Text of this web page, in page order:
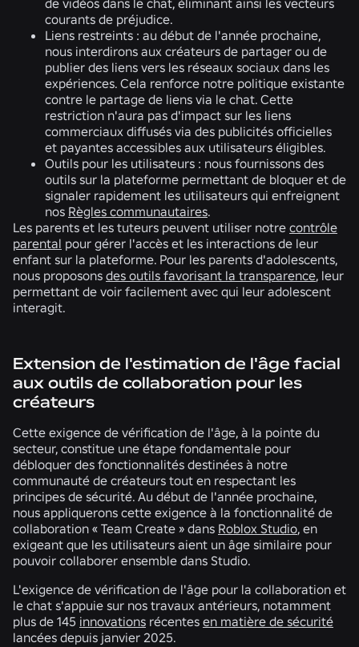
de vidéos dans le chat, éliminant ainsi les vecteurs
courants de préjudice.
Liens restreints : au début de l'année prochaine,
nous interdirons aux créateurs de partager ou de
publier des liens vers les réseaux sociaux dans les
expériences. Cela renforce notre politique existante
contre le partage de liens via le chat. Cette
restriction n'aura pas d'impact sur les liens
commerciaux diffusés via des publicités officielles
et payantes accessibles aux utilisateurs éligibles.
Outils pour les utilisateurs : nous fournissons des
outils sur la plateforme permettant de bloquer et de
signaler rapidement les utilisateurs qui enfreignent
nos Règles communautaires.
Les parents et les tuteurs peuvent utiliser notre contrôle
parental pour gérer l'accès et les interactions de leur
enfant sur la plateforme. Pour les parents d'adolescents,
nous proposons des outils favorisant la transparence, leur
permettant de voir facilement avec qui leur adolescent
interagit.
Extension de l'estimation de l'âge facial
aux outils de collaboration pour les
créateurs
Cette exigence de vérification de l'âge, à la pointe du
secteur, constitue une étape fondamentale pour
débloquer des fonctionnalités destinées à notre
communauté de créateurs tout en respectant les
principes de sécurité. Au début de l'année prochaine,
nous appliquerons cette exigence à la fonctionnalité de
collaboration « Team Create » dans Roblox Studio, en
exigeant que les utilisateurs aient un âge similaire pour
pouvoir collaborer ensemble dans Studio.
L'exigence de vérification de l'âge pour la collaboration et
le chat s'appuie sur nos travaux antérieurs, notamment
plus de 145 innovations récentes en matière de sécurité
lancées depuis janvier 2025.